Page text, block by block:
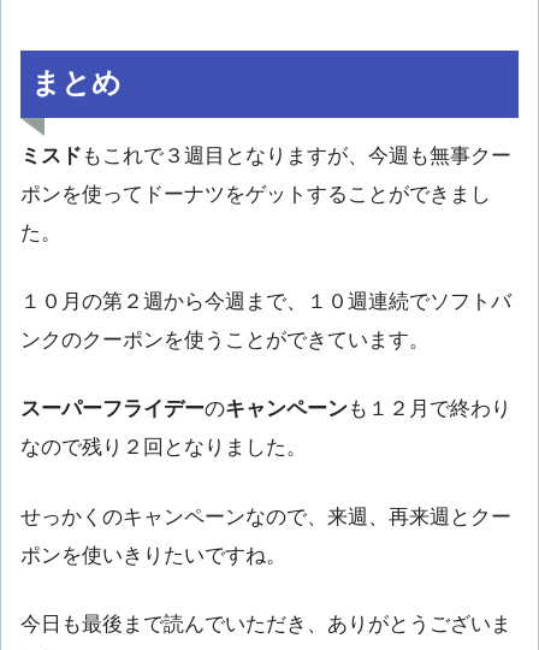
まとめ
ミスド もこれで３週目となりますが、今週も無事クー
ポンを使ってドーナツをゲットすることができまし
た。
１０月の第２週から今週まで、１０週連続でソフトバ
ンクのクーポンを使うことができています。
スーパーフライデーのキャンペーンも１２月で終わり
なので残り２回となりました。
せっかくのキャンペーンなので、来週、再来週とクー
ポンを使いきりたいですね。
今日も最後まで読んでいただき、ありがとうございま